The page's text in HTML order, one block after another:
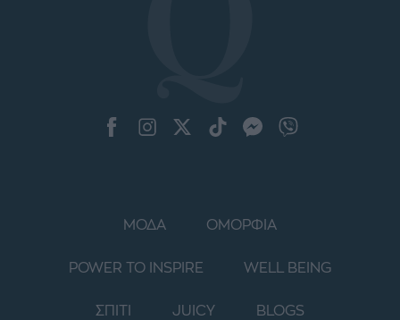
ΜΟΔΑ ΟΜΟΡΦΙΑ
POWER TO INSPIRE WELL BEING
ΣΠΙΤΙ JUICY BLOGS